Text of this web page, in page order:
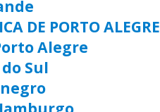
DE PORTO ALEGRE
Alegre
Sul